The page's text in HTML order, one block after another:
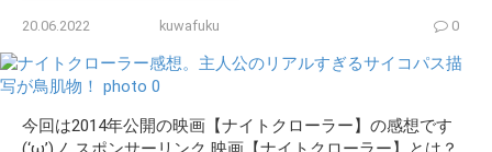
20.06.2022 kuwafuku 0
今回は2014年公開の映画【ナイトクローラー】の感想です